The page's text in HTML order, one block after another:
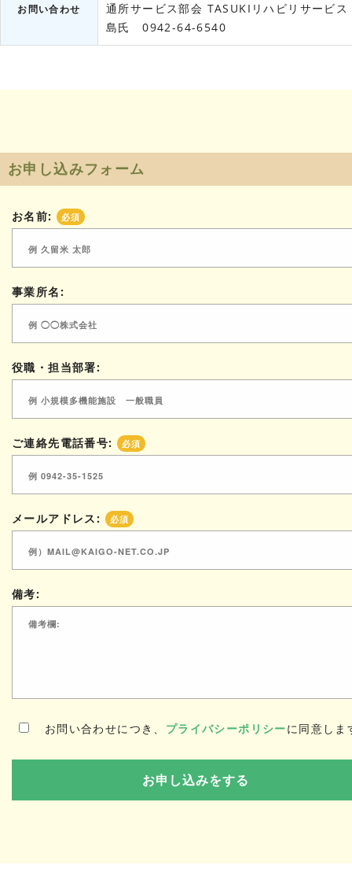
お問い合わせ 通所サービス部会 TASUKIリハビリサービ
島氏 0942-64-6540
お申し込みフォーム
お名前: 必須
事業所名:
役職・担当部署:
ご連絡先電話番号: 必須
メールアドレス: 必須
備考:
お問い合わせにつき、 プライバシーポリシーに同意しま